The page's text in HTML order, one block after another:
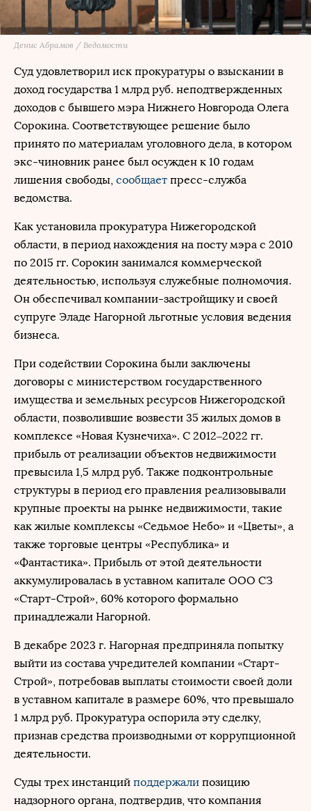
Денис Абрамов / Ведомости
Суд удовлетворил иск прокуратуры о взыскании в
доход государства 1 млрд руб. неподтвержденных
доходов с бывшего мэра Нижнего Новгорода Олега
Сорокина. Соответствующее решение было
принято по материалам уголовного дела, в котором
экс-чиновник ранее был осужден к 10 годам
лишения свободы, сообщает пресс-служба
ведомства.
Как установила прокуратура Нижегородской
области, в период нахождения на посту мэра с 2010
по 2015 гг. Сорокин занимался коммерческой
деятельностью, используя служебные полномочия.
Он обеспечивал компании-застройщику и своей
супруге Эладе Нагорной льготные условия ведения
бизнеса.
При содействии Сорокина были заключены
договоры с министерством государственного
имущества и земельных ресурсов Нижегородской
области, позволившие возвести 35 жилых домов в
комплексе «Новая Кузнечиха». С 2012–2022 гг.
прибыль от реализации объектов недвижимости
превысила 1,5 млрд руб. Также подконтрольные
структуры в период его правления реализовывали
крупные проекты на рынке недвижимости, такие
как жилые комплексы «Седьмое Небо» и «Цветы», а
также торговые центры «Республика» и
«Фантастика». Прибыль от этой деятельности
аккумулировалась в уставном капитале ООО СЗ
«Старт-Строй», 60% которого формально
принадлежали Нагорной.
В декабре 2023 г. Нагорная предприняла попытку
выйти из состава учредителей компании «Старт-
Строй», потребовав выплаты стоимости своей доли
в уставном капитале в размере 60%, что превышало
1 млрд руб. Прокуратура оспорила эту сделку,
признав средства производными от коррупционной
деятельности.
Суды трех инстанций поддержали позицию
надзорного органа, подтвердив, что компания